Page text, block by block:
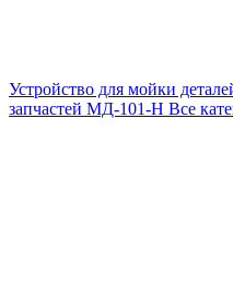
Устройство для мойки
запчастей МД-101-Н Все